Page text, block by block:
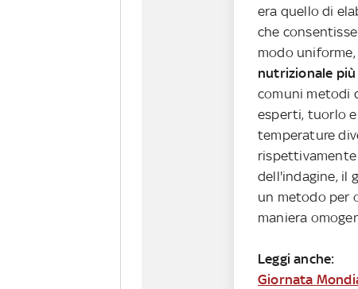
era quello di
che
modo
nutrizionale
comuni metodi
esperti, tuorlo
temperature
rispettivamente
dell'indagine, il
un metodo per
maniera
Leggi anche:
Giornata